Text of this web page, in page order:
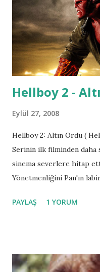
Hellboy 2 -
Eylül 27, 2008
Hellboy 2: Altın Ordu (
Serinin ilk filminden daha
sinema severlere hitap
Yönetmenliğini Pan'ın
yapıyor. Filmin konusu
Kralı ve onun soyundan
PAYLAŞ 1 YORUM